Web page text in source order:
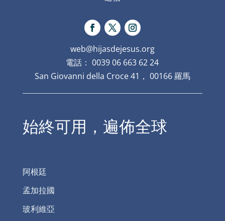
web@hijasdejesus.org
電話： 0039 06 663 62 24
San Giovanni della Croce 41， 00166 羅馬
始終可用，遍佈全球
阿根廷
孟加拉國
玻利維亞